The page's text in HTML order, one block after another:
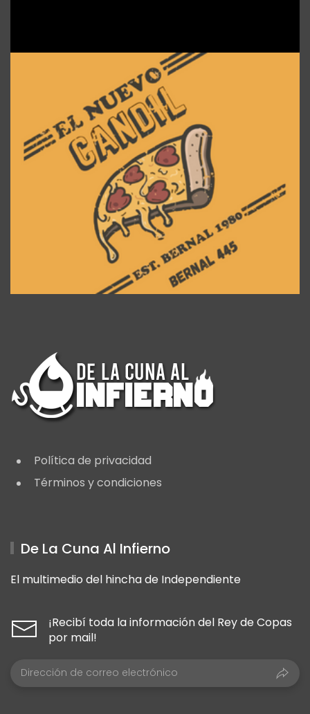
Política de privacidad
Términos y condiciones
De La Cuna Al Infierno
El multimedio del hincha de Independiente
¡Recibí toda la información del Rey de Copas
por mail!